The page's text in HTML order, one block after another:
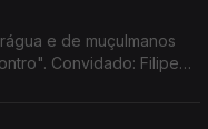
e de muçulmanos
Convidado: Filipe